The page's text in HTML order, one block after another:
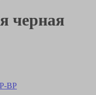
черная